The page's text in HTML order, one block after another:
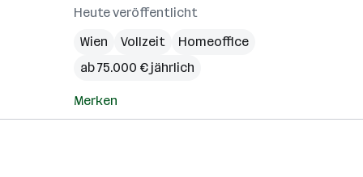
Heute veröffentlicht
Wien
Vollzeit
Homeoffice
ab 75.000 € jährlich
Merken